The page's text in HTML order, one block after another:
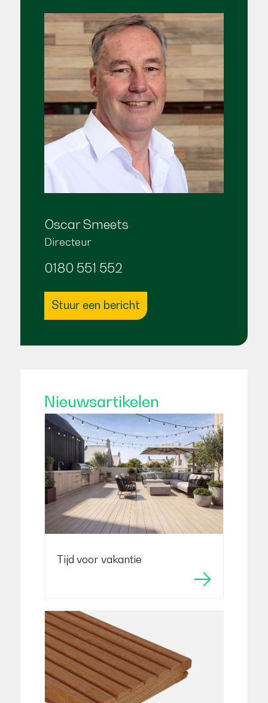
Oscar Smeets
Directeur
0180 551 552
Stuur een bericht
Nieuwsartikelen
Tijd voor vakantie